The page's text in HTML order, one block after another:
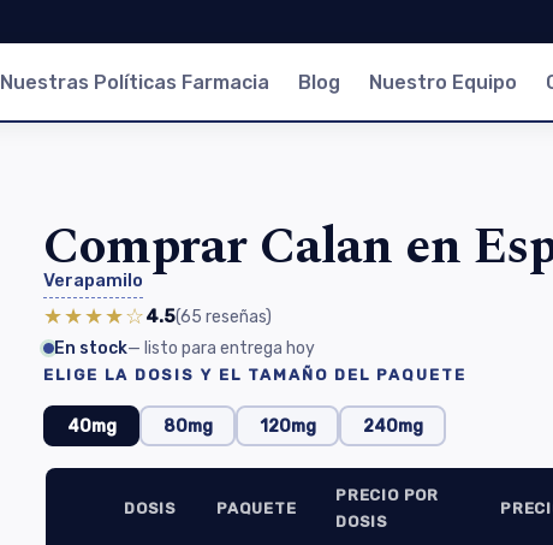
Nuestras Políticas Farmacia Blog Nuestro Equipo
Comprar Calan en
Verapamilo
★★★★☆4.5(65 reseñas)
En stock— listo para entrega hoy
ELIGE LA DOSIS Y EL TAMAÑO DEL PAQUETE
40mg 80mg 120mg 240mg
DOSIS PAQUETE
PRECIO POR
DOSIS